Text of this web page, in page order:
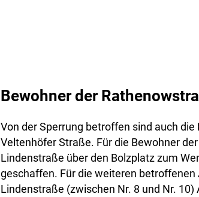
Bewohner der
Von der Sperrung betroffen sind auch
Veltenhöfer Straße. Für die Bewohner
Lindenstraße über den Bolzplatz zum
geschaffen. Für die weiteren
Lindenstraße (zwischen Nr. 8 und Nr.